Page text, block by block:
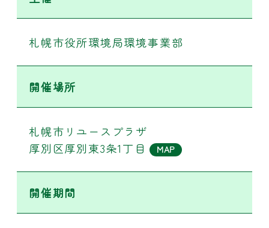
札幌市役所環境局環境事業部
開催場所
札幌市リユースプラザ
厚別区厚別東3条1丁目
MAP
開催期間